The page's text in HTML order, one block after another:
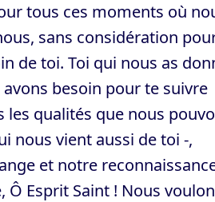
tous ces moments où
sans considération
de toi. Toi qui nous as
besoin pour te suivre
qualités que nous
nous vient aussi de toi -,
et notre
Ô Esprit Saint ! Nous